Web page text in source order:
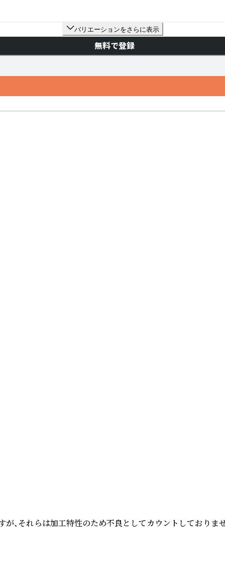
バリエーションをさらに表示
無料で登録
、それらは加工特性のため不良としてカウントしておりま